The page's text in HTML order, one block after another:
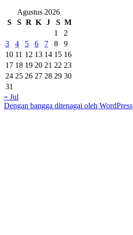
Agustus 2026
S
S R K J S M
1
2
3
4 5 6 7 8
9
10 11 12 13 14 15 16
17 18 19 20 21 22 23
24 25 26 27 28 29 30
31
« Jul
Dengan bangga ditenagai oleh WordPress